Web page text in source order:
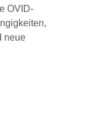
OVID-
neue